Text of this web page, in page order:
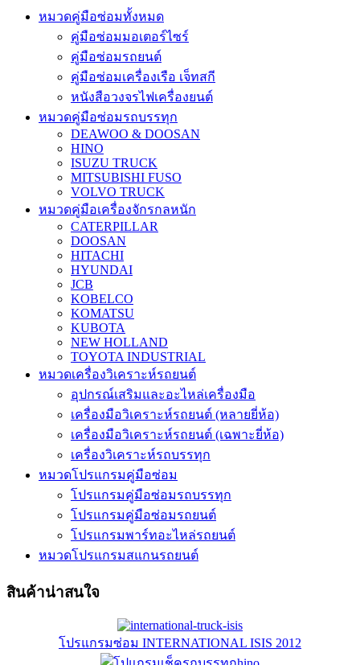
หมวดคู่มือซ่อมทั้งหมด
คู่มือซ่อมมอเตอร์ไซร์
คู่มือซ่อมรถยนต์
คู่มือซ่อมเครื่องเรือ เจ็ทสกี
หนังสือวงจรไฟเครื่องยนต์
หมวดคู่มือซ่อมรถบรรทุก
DEAWOO & DOOSAN
HINO
ISUZU TRUCK
MITSUBISHI FUSO
VOLVO TRUCK
หมวดคู่มือเครื่องจักรกลหนัก
CATERPILLAR
DOOSAN
HITACHI
HYUNDAI
JCB
KOBELCO
KOMATSU
KUBOTA
NEW HOLLAND
TOYOTA INDUSTRIAL
หมวดเครื่องวิเคราะห์รถยนต์
อุปกรณ์เสริมและอะไหล่เครื่องมือ
เครื่องมือวิเคราะห์รถยนต์ (หลายยี่ห้อ)
เครื่องมือวิเคราะห์รถยนต์ (เฉพาะยี่ห้อ)
เครื่องวิเคราะห์รถบรรทุก
หมวดโปรแกรมคู่มือซ่อม
โปรแกรมคู่มือซ่อมรถบรรทุก
โปรแกรมคู่มือซ่อมรถยนต์
โปรแกรมพาร์ทอะไหล่รถยนต์
หมวดโปรแกรมสแกนรถยนต์
สินค้าน่าสนใจ
โปรแกรมซ่อม INTERNATIONAL ISIS 2012